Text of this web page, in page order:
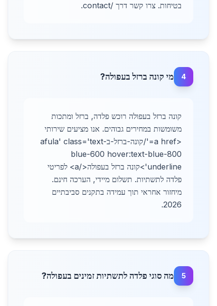
בטיחות. צרו קשר דרך /contact.
4 מי קונה ברזל בעפולה?
קונה ברזל בעפולה רוכש פלדה, ברזל ומתכות
משומשות במחירים גבוהים. אנו מציעים שירותי
<a href='/קונה-ברזל-בafula' class='text-
blue-600 hover:text-blue-800
underline'>קונה ברזל בעפולה</a> לפריטי
פלדה לתשתיות. תשלום מיידי, הערכה חינם.
מיחזור אחראי תוך עמידה בתקנים סביבתיים
2026.
5 מה סוגי פלדה לתשתיות זמינים בעפולה?